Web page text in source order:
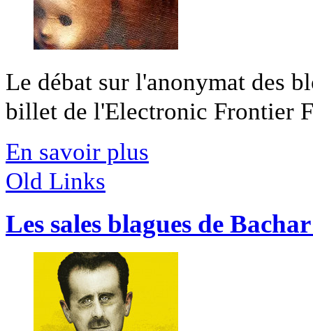
Le débat sur l'anonymat des
billet de l'Electronic Frontier
En savoir plus
Old Links
Les sales blagues de